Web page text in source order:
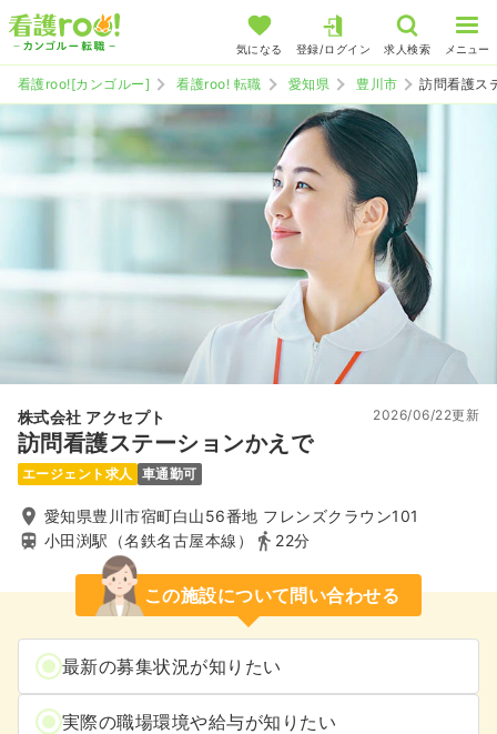
気になる 登録/ログイン 求人検索 メニュー
看護roo![カンゴルー] 看護roo! 転職 愛知県 豊川市 訪問看護ス
株式会社 アクセプト
訪問看護ステーションかえで
2026/06/22更新
エージェント求人 車通勤可
愛知県豊川市宿町白山56番地 フレンズクラウン101
小田渕駅（名鉄名古屋本線）
22分
この施設について問い合わせる
最新の募集状況が知りたい
実際の職場環境や給与が知りたい